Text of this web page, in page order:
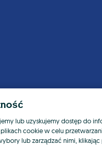
lub uzyskujemy dostęp do
cookie w celu
lub zarządzać nimi,